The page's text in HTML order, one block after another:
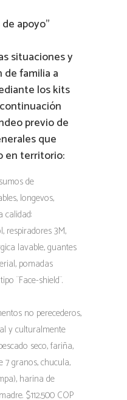
apoyo”
situaciones y
de familia a
los kits
previo de
que
en territorio:
de
longevos,
calidad:
respiradores 3M,
lavable, guantes
pomadas
¨Face-shield¨.
no perecederos,
y culturalmente
seco, fariña,
7 granos, chucula,
harina de
$112.500 COP